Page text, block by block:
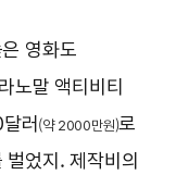
영화도
노말 액티비티
러 (약 2000만원)로
벌었지. 제작비의